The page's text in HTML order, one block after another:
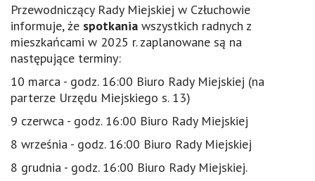
Przewodniczący Rady Miejskiej w Człuchowie
informuje, że spotkania wszystkich radnych z
mieszkańcami w 2025 r. zaplanowane są na
następujące terminy:
10 marca - godz. 16:00 Biuro Rady Miejskiej (na
parterze Urzędu Miejskiego s. 13)
9 czerwca - godz. 16:00 Biuro Rady Miejskiej
8 września - godz. 16:00 Biuro Rady Miejskiej
8 grudnia - godz. 16:00 Biuro Rady Miejskiej.